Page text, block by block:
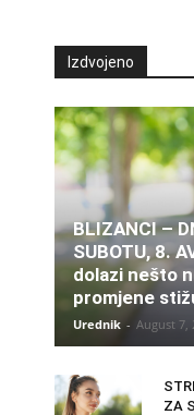
Izdvojeno
BLIZANCI –
SUBOTU, 8.
dolazi nešto
promjene
Urednik - August 7,
ZA